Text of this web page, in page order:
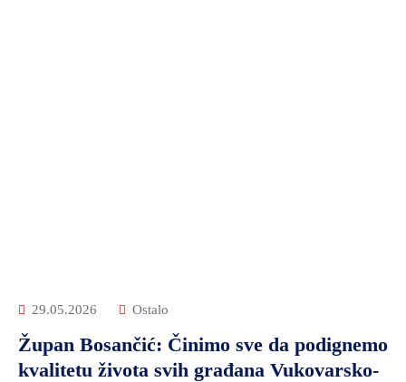
29.05.2026 Ostalo
Župan Bosančić: Činimo sve da podignemo
kvalitetu života svih građana Vukovarsko-